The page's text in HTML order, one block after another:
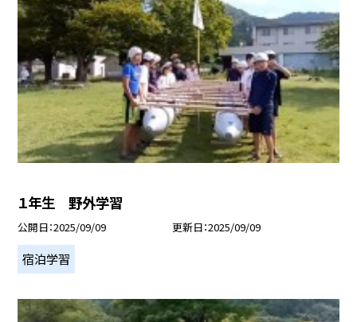
１年生 野外学習
公開日 2025/09/09 更新日 2025/09/09
宿泊学習